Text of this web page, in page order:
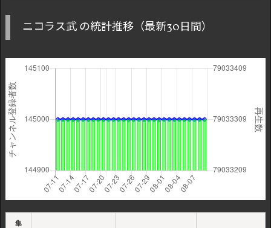
ニコラス武 の統計推移（最新30日間）
集